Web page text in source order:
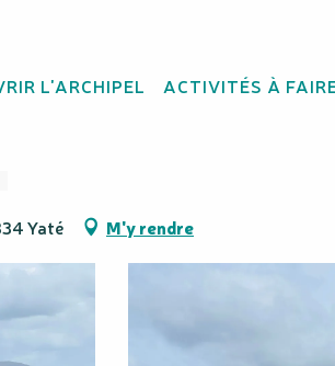
L'ARCHIPEL ACTIVITÉS À
Yaté M'y rendre